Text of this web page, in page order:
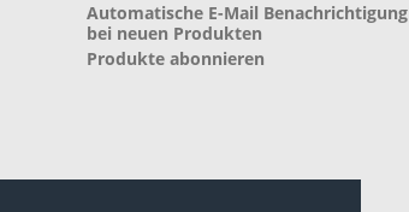
Automatische E-Mail Benachrichtigung
bei neuen Produkten
Produkte abonnieren